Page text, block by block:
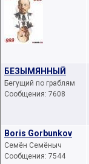
БЕЗЫМЯННЫЙ
Бегущий по граблям
Сообщения: 7608
Boris Gorbunkov
Семён Семёныч
Сообщения: 7544